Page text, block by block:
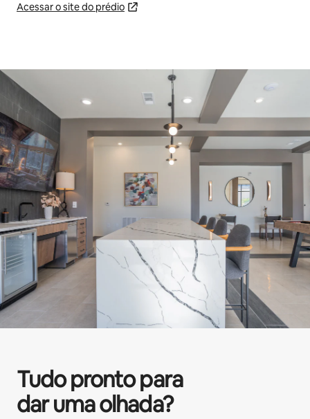
Acessar o site do prédio
Tudo pronto para
dar uma olhada?